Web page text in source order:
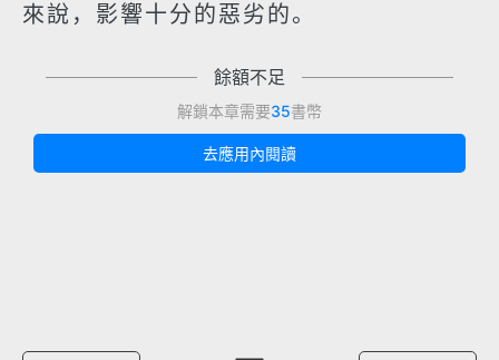
來說，影響十分的惡劣的。
餘額不足
解鎖本章需要35書幣
去應用內閱讀